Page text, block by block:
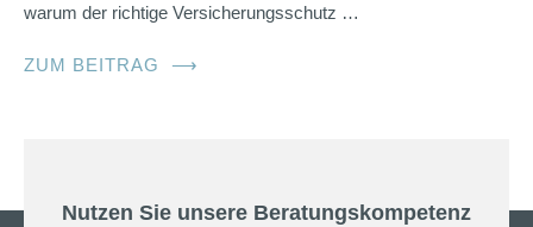
warum der richtige Versicherungsschutz …
ZUM BEITRAG ⟶
Nutzen Sie unsere Beratungskompetenz